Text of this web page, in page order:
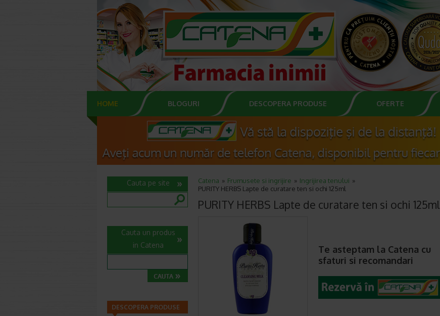
HOME BLOGURI DESCOPERA PRODUSE OFERTE
Catena Frumusete si ingrijire
Ingrijirea tenului
PURITY HERBS Lapte de curatare ten si ochi 125ml
PURITY HERBS Lapte de curatare ten si ochi 125ml
Te asteptam la Catena cu
sfaturi si recomandari
Cauta pe site
Cauta un produs
in Catena
DESCOPERA PRODUSE